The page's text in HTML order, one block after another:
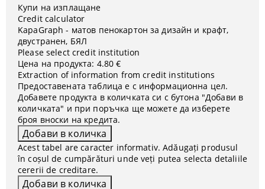
Купи на изплащане
Credit calculator
KapaGraph - матов пенокартон за дизайн и крафт,
двустранен, БЯЛ
Please select credit institution
Цена на продукта: 4.80 €
Extraction of information from credit institutions
Предоставената таблица е с информационна цел.
Добавете продукта в количката си с бутона "Добави в
количката" и при поръчка ще можете да изберете
броя вноски на кредита.
Acest tabel are caracter informativ. Adăugați produsul
în coșul de cumpărături unde veți putea selecta detaliile
cererii de creditare.